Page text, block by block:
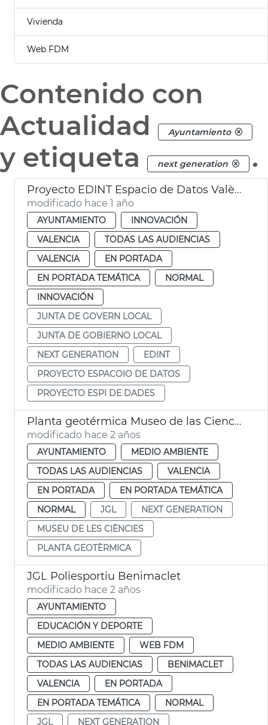
Vivienda
Web FDM
Contenido con
Actualidad
Ayuntamiento
y etiqueta next generation .
Proyecto EDINT Espacio de Datos València
modificado hace 1 año
AYUNTAMIENTO
INNOVACIÓN
VALENCIA
TODAS LAS AUDIENCIAS
VALENCIA
EN PORTADA
EN PORTADA TEMÁTICA
NORMAL
INNOVACIÓN
JUNTA DE GOVERN LOCAL
JUNTA DE GOBIERNO LOCAL
NEXT GENERATION
EDINT
PROYECTO ESPACOIO DE DATOS
PROYECTO ESPI DE DADES
Planta geotérmica Museo de las Ciencias
modificado hace 2 años
AYUNTAMIENTO
MEDIO AMBIENTE
TODAS LAS AUDIENCIAS
VALENCIA
EN PORTADA
EN PORTADA TEMÁTICA
NORMAL
JGL
NEXT GENERATION
MUSEU DE LES CIÈNCIES
PLANTA GEOTÈRMICA
JGL Poliesportiu Benimaclet
modificado hace 2 años
AYUNTAMIENTO
EDUCACIÓN Y DEPORTE
MEDIO AMBIENTE
WEB FDM
TODAS LAS AUDIENCIAS
BENIMACLET
VALENCIA
EN PORTADA
EN PORTADA TEMÁTICA
NORMAL
JGL
NEXT GENERATION